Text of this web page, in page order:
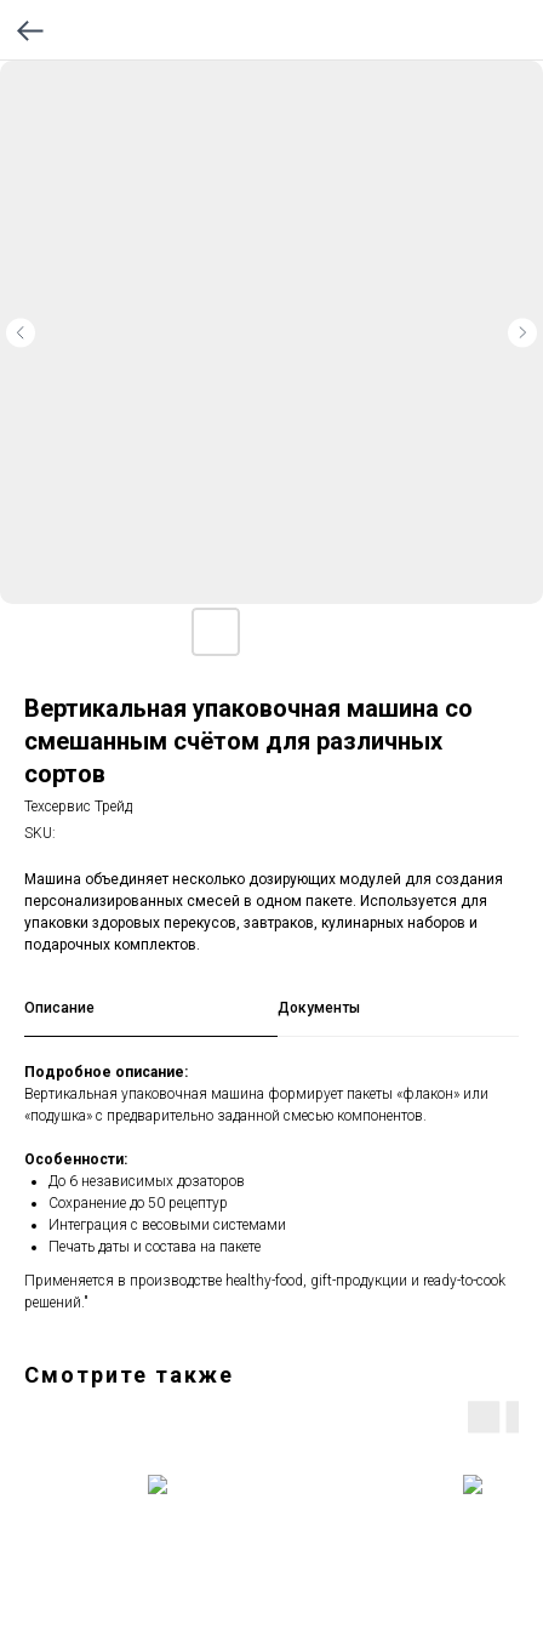
Вертикальная упаковочная машина со
смешанным счётом для различных
сортов
Техсервис Трейд
SKU:
Машина объединяет несколько дозирующих модулей для создания
персонализированных смесей в одном пакете. Используется для
упаковки здоровых перекусов, завтраков, кулинарных наборов и
подарочных комплектов.
Описание Документы
Подробное описание:
Вертикальная упаковочная машина формирует пакеты «флакон» или
«подушка» с предварительно заданной смесью компонентов.
Особенности:
До 6 независимых дозаторов
Сохранение до 50 рецептур
Интеграция с весовыми системами
Печать даты и состава на пакете
Применяется в производстве healthy-food, gift-продукции и ready-to-cook
решений."
Смотрите также